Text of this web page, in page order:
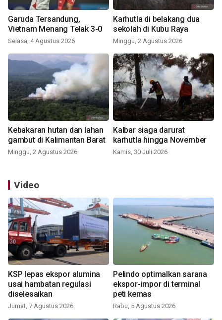
Garuda Tersandung,
Vietnam Menang Telak 3-0
Selasa, 4 Agustus 2026
Karhutla di belakang dua
sekolah di Kubu Raya
Minggu, 2 Agustus 2026
Kebakaran hutan dan lahan
gambut di Kalimantan Barat
Minggu, 2 Agustus 2026
Kalbar siaga darurat
karhutla hingga November
Kamis, 30 Juli 2026
Video
KSP lepas ekspor alumina
usai hambatan regulasi
diselesaikan
Jumat, 7 Agustus 2026
Pelindo optimalkan sarana
ekspor-impor di terminal
peti kemas
Rabu, 5 Agustus 2026